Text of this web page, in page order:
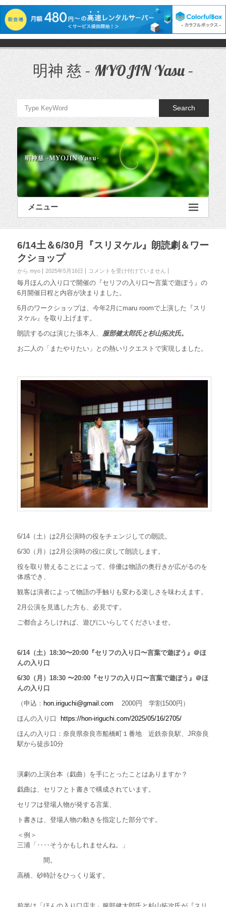
ス
明神 慈 – MYOJIN Yasu –
Search
メニュー
6/14土＆6/30月『スリヌケル』朗読劇＆ワー
クショップ
から myo 2025年5月16日
6
/
4
6
/
0
ル
』
朗
読
劇
ワ
ー
ク
シ
ョ
プ
コメントを受け付けていません
毎月ほんの入り口で開催の『セリフの入り口〜言葉で遊ぼう』の
6月開催日程と内容が決まりました。
6月のワークショップは、今年2月にmaru roomで上演した『スリ
ヌケル』を取り上げます。
朗読するのは演じた張本人、 服部健太郎氏と杉山拓次氏。
お二人の「またやりたい」との熱いリクエストで実現しました。
6/14（土）は2月公演時の役をチェンジしての朗読。
6/30（月）は2月公演時の役に戻して朗読します。
役を取り替えることによって、俳優は物語の奥行きが広がるのを
体感でき、
観客は演者によって物語の手触りも変わる楽しさを味わえます。
2月公演を見逃した方も、必見です。
ご都合よろしければ、遊びにいらしてくださいませ。
6/14（土）18:30〜20:00『セリフの入り口〜言葉で遊ぼう』＠ほ
んの入り口
6/30（月）18:30 〜20:00『セリフの入り口〜言葉で遊ぼう』＠ほ
んの入り口
（申込： hon.iriguchi@gmail.com
2000円 学割1500円）
ほんの入り口 https://hon-iriguchi.com/2025/05/16/2705/
ほんの入り口：奈良県奈良市船橋町１番地 近鉄奈良駅、JR奈良
駅から徒歩10分
演劇の上演台本（戯曲）を手にとったことはありますか？
戯曲は、セリフとト書きで構成されています。
セリフは登場人物が発する言葉、
ト書きは、登場人物の動きを指定した部分です。
＜例＞
三浦「‥‥そうかもしれませんね。」
間。
高橋、砂時計をひっくり返す。